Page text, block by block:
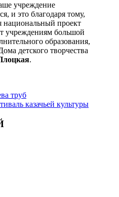
учреждение
и это благодаря тому,
национальный проект
учреждениям большой
образования,
детского творчества
.
труб
казачьей культуры